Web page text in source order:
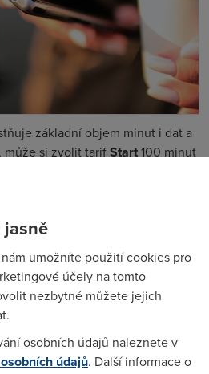
základní objem minut i dat a
může si zvolit tarifStart100 minut
kteří vnímají neomezené volání a
vyšší objem dat, připravil
velký objem dat a často
náročným klientům Vodafone
za 1 777 Kč.
zákazníkům přinesli 40 GB dat
tarifu
dat také jednotlivcům. Na
čekat dárek v podobě dalších
umožníte použití cookies pro
účely na tomto
nezbytné můžete jejich
osobních údajů naleznete v
údajů. Další informace o